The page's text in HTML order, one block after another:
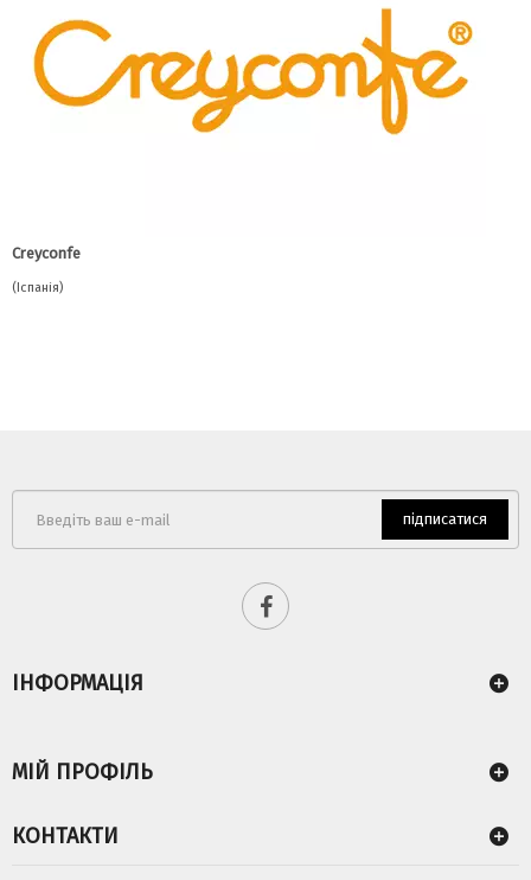
Сreyconfe
(Іспанія)
підписатися
ІНФОРМАЦІЯ
МІЙ ПРОФІЛЬ
КОНТАКТИ